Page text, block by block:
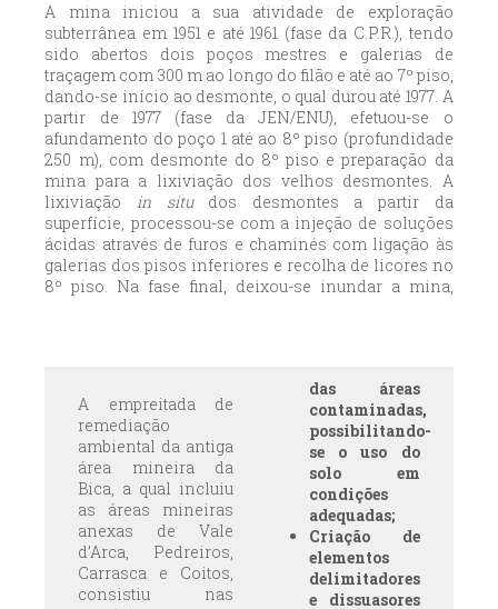
A mina iniciou a sua atividade de exploração
subterrânea em 1951 e até 1961 (fase da C.P.R.), tendo
sido abertos dois poços mestres e galerias de
traçagem com 300 m ao longo do filão e até ao 7º piso,
dando-se início ao desmonte, o qual durou até 1977. A
partir de 1977 (fase da JEN/ENU), efetuou-se o
afundamento do poço 1 até ao 8º piso (profundidade
250 m), com desmonte do 8º piso e preparação da
mina para a lixiviação dos velhos desmontes. A
lixiviação in situdos desmontes a partir da
superfície, processou-se com a injeção de soluções
ácidas através de furos e chaminés com ligação às
galerias dos pisos inferiores e recolha de licores no
8º piso. Na fase final, deixou-se inundar a mina,
265.900 Kg de U3 8
. A partir de 1977, implementou-se a
lixiviação estática em eiras, do minério pobre da Bica
e das minas próximas (Pedreiros e Carrasca). Em
1988, recebe os lixiviados ácidos da Fábrica do
Barracão e os minérios ricos aí existentes mas não
processados.
A empreitada de
remediação
ambiental da antiga
área mineira da
Bica, a qual incluiu
as áreas mineiras
anexas de Vale
d’Arca, Pedreiros,
Carrasca e Coitos,
consistiu nas
das áreas
contaminadas,
possibilitando-
se o uso do
solo em
condições
adequadas;
Criação de
elementos
delimitadores
e dissuasores